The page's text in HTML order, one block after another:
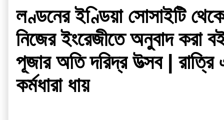
লণ্ডনের ইণ্ডিয়া সোসাইটি
নিজের ইংরেজীতে অনুবাদ করা
পূজার অতি দরিদ্র উত্সব | রাত্রি
কর্মধারা ধায়